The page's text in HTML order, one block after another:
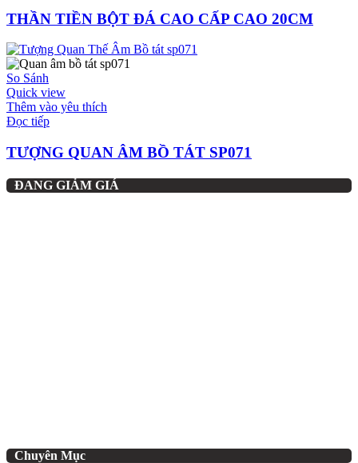
THẦN TIỀN BỘT ĐÁ CAO CẤP CAO 20CM
So Sánh
Quick view
Thêm vào yêu thích
Đọc tiếp
TƯỢNG QUAN ÂM BỒ TÁT SP071
ĐANG GIẢM GIÁ
Chuyên Mục